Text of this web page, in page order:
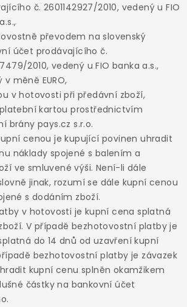
č. 2601142927/2010, vedený u FIO
převodem na slovenský
účet prodávajícího č.
2010, vedený u FIO banka a.s.,
v měně EURO,
v hotovosti při předávní zboží,
kartou prostřednictvím
brány pays.cz s.r.o.
cenou je kupující povinen uhradit
náklady spojené s balením a
ve smluvené výši. Není-li dále
jinak, rozumí se dále kupní cenou
s dodáním zboží.
v hotovosti je kupní cena splatná
V případě bezhotovostní platby je
do 14 dnů od uzavření kupní
bezhotovostní platby je závazek
kupní cenu splněn okamžikem
částky na bankovní účet